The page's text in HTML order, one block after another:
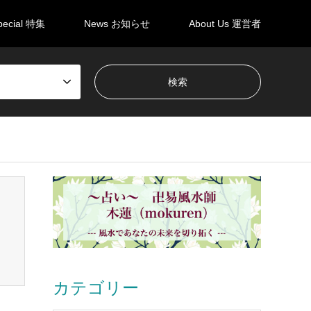
特集 News お知らせ About Us 運営者
カテゴリー